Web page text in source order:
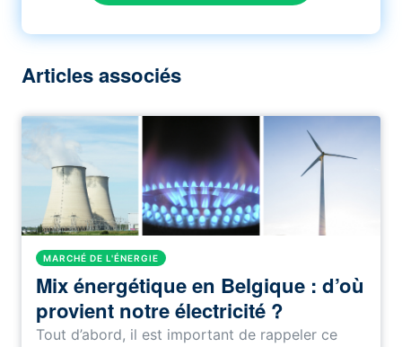
Articles associés
MARCHÉ DE L'ÉNERGIE
Mix énergétique en Belgique : d’où
provient notre électricité ?
Tout d’abord, il est important de rappeler ce